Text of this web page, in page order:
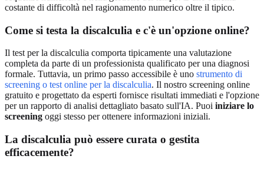
costante di difficoltà nel ragionamento numerico oltre il tipico.
Come si testa la discalculia e c'è un'opzione online?
Il test per la discalculia comporta tipicamente una valutazione
completa da parte di un professionista qualificato per una diagnosi
formale. Tuttavia, un primo passo accessibile è uno strumento di
screening o test online per la discalculia. Il nostro screening online
gratuito e progettato da esperti fornisce risultati immediati e l'opzione
per un rapporto di analisi dettagliato basato sull'IA. Puoi iniziare lo
screening oggi stesso per ottenere informazioni iniziali.
La discalculia può essere curata o gestita
efficacemente?